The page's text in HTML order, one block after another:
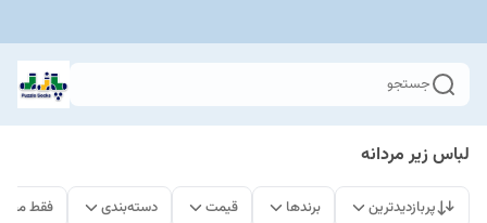
جستجو
لباس زیر مردانه
پربازدیدترین برندها قیمت دسته‌بندی فقط